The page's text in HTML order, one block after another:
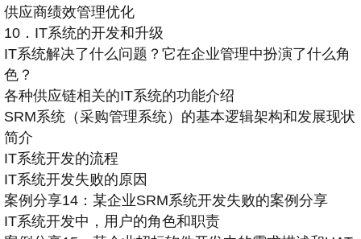
供应商绩效管理优化
10．IT系统的开发和升级
IT系统解决了什么问题？它在企业管理中扮演了什么角
色？
各种供应链相关的IT系统的功能介绍
SRM系统（采购管理系统）的基本逻辑架构和发展现状
简介
IT系统开发的流程
IT系统开发失败的原因
案例分享14：某企业SRM系统开发失败的案例分享
IT系统开发中，用户的角色和职责